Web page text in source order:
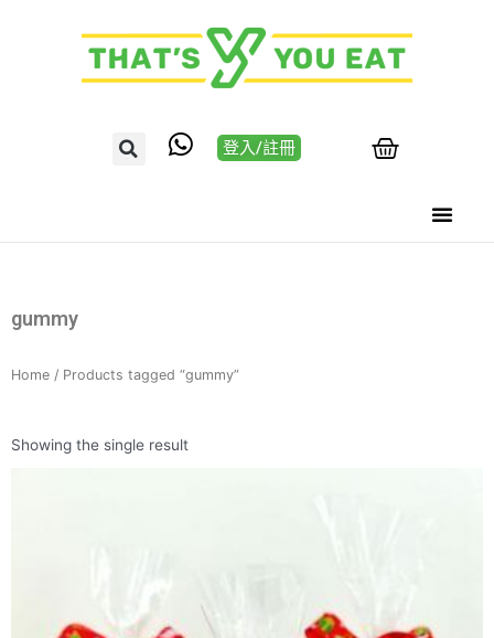
登入/註冊
gummy
Home / Products tagged “gummy”
Showing the single result